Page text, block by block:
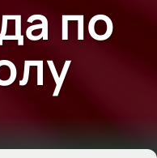
по